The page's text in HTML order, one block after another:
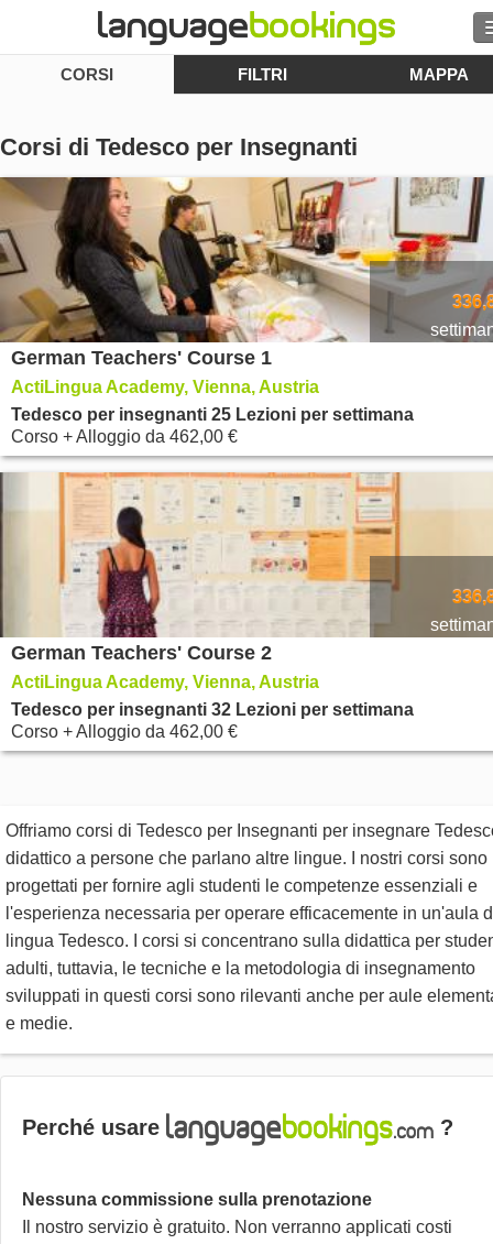
Cerca
SFOGLIARE
Entra
Aiuto
Valuta €
Lingua
CORSI FILTRI MAPPA
Corsi di Tedesco per Insegnanti
German Teachers' Course 1
ActiLingua Academy, Vienna, Austria
Tedesco per insegnanti 25 Lezioni per settimana
Corso + Alloggio da 462,00 €
German Teachers' Course 2
ActiLingua Academy, Vienna, Austria
Tedesco per insegnanti 32 Lezioni per settimana
Corso + Alloggio da 462,00 €
Offriamo corsi di Tedesco per Insegnanti per insegnare
didattico a persone che parlano altre lingue. I nostri corsi sono
progettati per fornire agli studenti le competenze essenziali e
l'esperienza necessaria per operare efficacemente in un'aula
lingua Tedesco. I corsi si concentrano sulla didattica per
adulti, tuttavia, le tecniche e la metodologia di insegnamento
sviluppati in questi corsi sono rilevanti anche per aule
e medie.
Perché usare ?
Nessuna commissione sulla prenotazione
Il nostro servizio è gratuito. Non verranno applicati costi